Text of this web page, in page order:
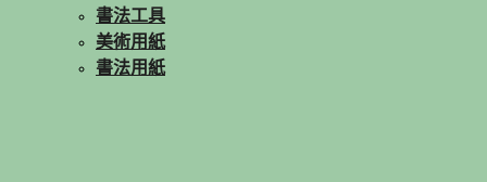
書法工具
美術用紙
書法用紙